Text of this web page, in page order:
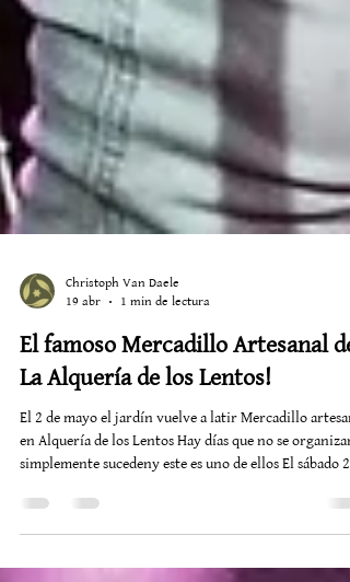
Christoph Van Daele
19 abr
1 min de lectura
El famoso Mercadillo Artesanal de
La Alquería de los Lentos!
El 2 de mayo el jardín vuelve a latir Mercadillo
en Alquería de los Lentos Hay días que no se organizan
creande historias que se cruzande esa energía difícil de